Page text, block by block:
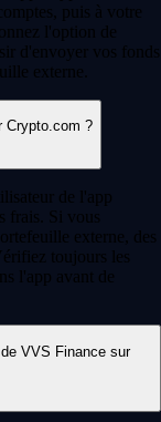
puis à votre
l'option de
d'envoyer vos fonds
externe.
Crypto.com ?
de l'app
frais. Si vous
externe, des
toujours les
l'app avant de
VVS Finance sur